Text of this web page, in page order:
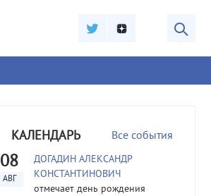
КАЛЕНДАРЬ Все события
08
АВГ
ДОГАДИН АЛЕКСАНДР
КОНСТАНТИНОВИЧ
отмечает день рождения